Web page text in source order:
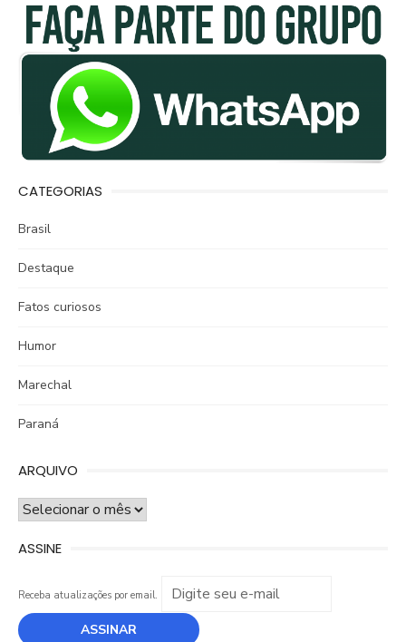
CATEGORIAS
Brasil
Destaque
Fatos curiosos
Humor
Marechal
Paraná
ARQUIVO
ARQUIVO
ASSINE
Receba atualizações por email.